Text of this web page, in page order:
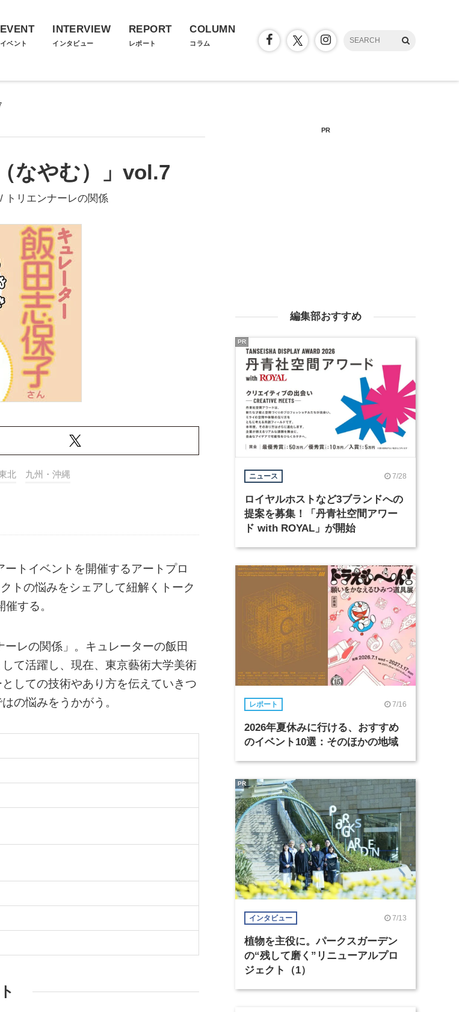
EVENT
イベント
INTERVIEW
インタビュー
REPORT
レポート
COLUMN
コラム
なやむ）」vol.7
トリエンナーレの関係
北 九州・沖縄
トイベントを開催するアートプロ
トの悩みをシェアして紐解くトーク
する。
レの関係」。キュレーターの飯田
て活躍し、現在、東京藝術大学美術
しての技術やあり方を伝えていきつ
の悩みをうかがう。
PR
編集部おすすめ
ニュース 7/28
ロイヤルホストなど3ブランドへの
提案を募集！「丹青社空間アワー
ド with ROYAL」が開始
PR
レポート 7/16
2026年夏休みに行ける、おすすめ
のイベント10選：そのほかの地域
インタビュー 7/13
植物を主役に。パークスガーデン
の“残して磨く”リニューアルプロ
ジェクト（1）
PR